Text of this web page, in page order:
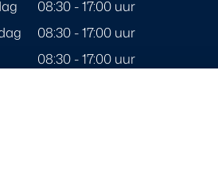
08:30 - 17:00 uur
08:30 - 17:00 uur
08:30 - 17:00 uur
Forwarding is gesloten op